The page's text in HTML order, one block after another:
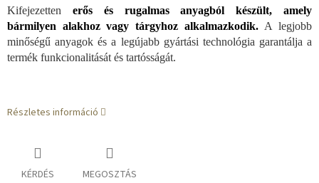
Kifejezetten erős és rugalmas anyagból készült, amely
bármilyen alakhoz vagy tárgyhoz alkalmazkodik. A legjobb
minőségű anyagok és a legújabb gyártási technológia garantálja a
termék funkcionalitását és tartósságát.
Részletes információ
KÉRDÉS MEGOSZTÁS